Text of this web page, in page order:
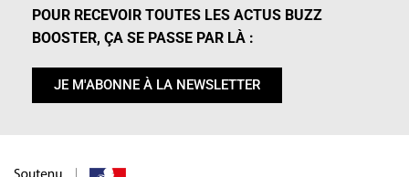
POUR RECEVOIR TOUTES LES ACTUS BUZZ
BOOSTER, ÇA SE PASSE PAR LÀ :
JE M'ABONNE À LA NEWSLETTER